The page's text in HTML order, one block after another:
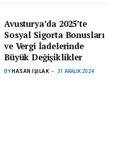
Avusturya’da 2025’te
Sosyal Sigorta Bonusları
ve Vergi İadelerinde
Büyük Değişiklikler
BY HASAN IŞILAK 31 ARALIK 2024